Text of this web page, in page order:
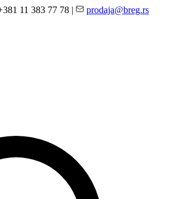
11 383 77 78 | prodaja@breg.rs